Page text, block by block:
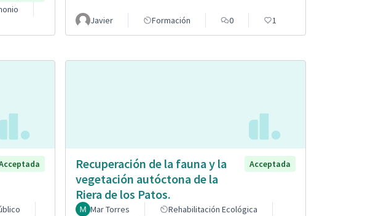
Javier Formación 0 1
Recuperación de la fauna y la
vegetación autóctona de la
Riera de los Patos.
Acceptada
Mar Torres
Rehabilitación Ecológica